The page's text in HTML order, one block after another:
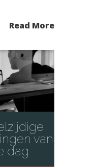
Read More
van
dag